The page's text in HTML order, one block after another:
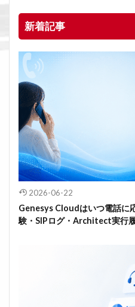
新着記事
2026-06-22
Genesys Cloudはいつ電話に
験・SIPログ・Architect実行